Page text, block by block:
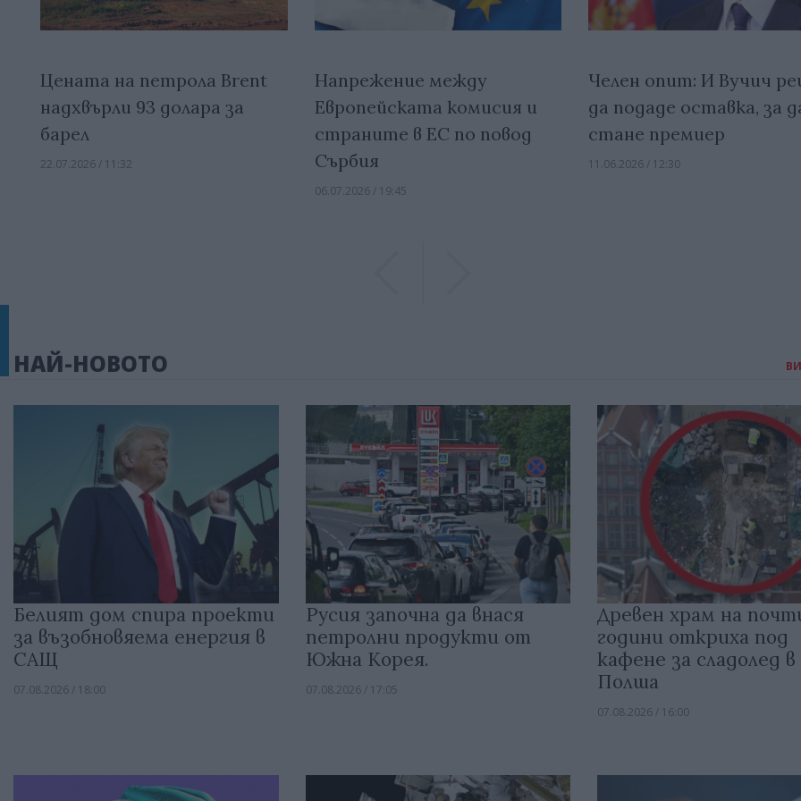
Цената на петрола Brent
надхвърли 93 долара за
барел
22.07.2026 / 11:32
Напрежение между
Европейската комисия и
страните в ЕС по повод
Сърбия
06.07.2026 / 19:45
Челен опит: И Вучич
да подаде оставка, за
стане премиер
11.06.2026 / 12:30
НАЙ-НОВОТО
Белият дом спира проекти
за възобновяема енергия в
САЩ
07.08.2026 / 18:00
Русия започна да внася
петролни продукти от
Южна Корея.
07.08.2026 / 17:05
Древен храм на
години откриха под
кафене за сладолед в
Полша
07.08.2026 / 16:00